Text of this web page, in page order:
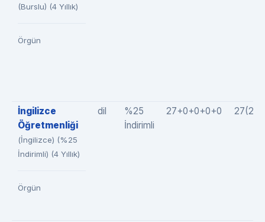
(Burslu) (4 Yıllık)
Örgün
İngilizce
Öğretmenliği
(İngilizce) (%25
İndirimli) (4 Yıllık)
Örgün
dil
%25
İndirimli
27+0+0+0+0